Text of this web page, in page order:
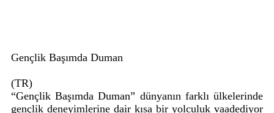
Gençlik Başımda Duman
(TR)
“Gençlik Başımda Duman” dünyanın farklı ülkelerinde
gençlik deneyimlerine dair kısa bir yolculuk vaadediyor